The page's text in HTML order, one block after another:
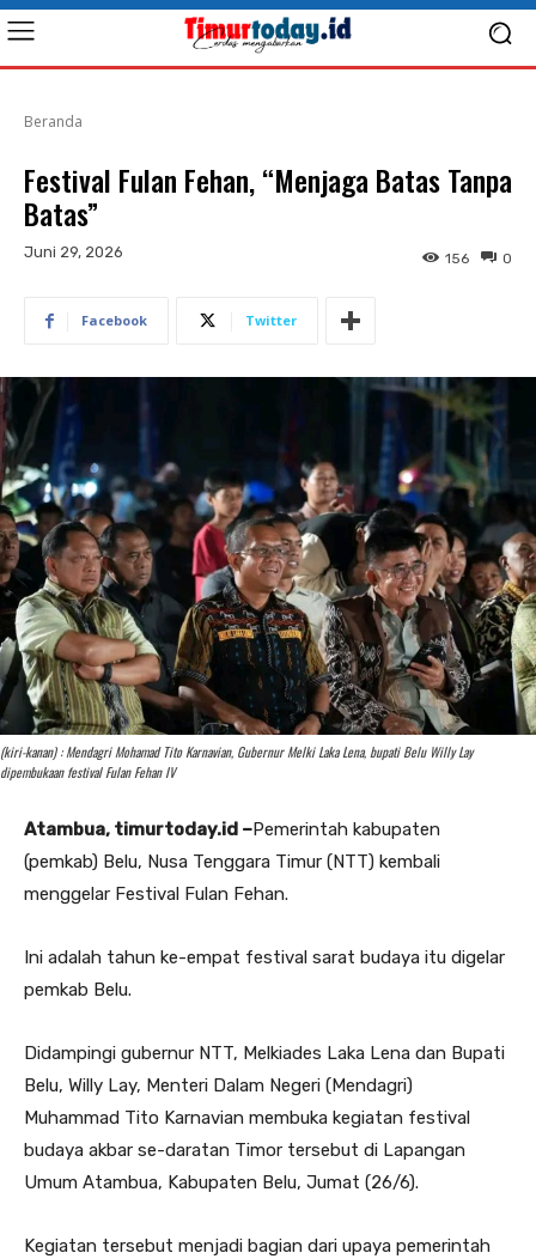
Beranda
Festival Fulan Fehan, “Menjaga Batas Tanpa
Batas”
Juni 29, 2026 0
156
Facebook Twitter
(kiri-kanan) : Mendagri Mohamad Tito Karnavian, Gubernur Melki Laka Lena, bupati Belu Willy Lay
dipembukaan festival Fulan Fehan IV
Atambua, timurtoday.id –Pemerintah kabupaten
(pemkab) Belu, Nusa Tenggara Timur (NTT) kembali
menggelar Festival Fulan Fehan.
Ini adalah tahun ke-empat festival sarat budaya itu digelar
pemkab Belu.
Didampingi gubernur NTT, Melkiades Laka Lena dan Bupati
Belu, Willy Lay, Menteri Dalam Negeri (Mendagri)
Muhammad Tito Karnavian membuka kegiatan festival
budaya akbar se-daratan Timor tersebut di Lapangan
Umum Atambua, Kabupaten Belu, Jumat (26/6).
Kegiatan tersebut menjadi bagian dari upaya pemerintah